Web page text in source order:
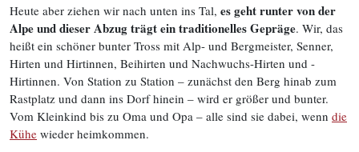
Heute aber ziehen wir nach unten ins Tal, es geht runter von der
Alpe und dieser Abzug trägt ein traditionelles Gepräge. Wir, das
heißt ein schöner bunter Tross mit Alp- und Bergmeister, Senner,
Hirten und Hirtinnen, Beihirten und Nachwuchs-Hirten und -
Hirtinnen. Von Station zu Station – zunächst den Berg hinab zum
Rastplatz und dann ins Dorf hinein – wird er größer und bunter.
Vom Kleinkind bis zu Oma und Opa – alle sind sie dabei, wenn die
Kühe wieder heimkommen.